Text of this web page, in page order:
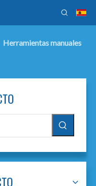
Herramientas manuales